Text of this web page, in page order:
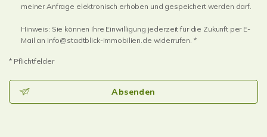
meiner Anfrage elektronisch erhoben und gespeichert werden darf.
Hinweis: Sie können Ihre Einwilligung jederzeit für die Zukunft per E-
Mail an info@stadtblick-immobilien.de widerrufen. *
* Pflichtfelder
Absenden